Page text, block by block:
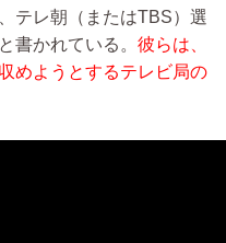
テレ朝（またはTBS）選
書かれている。 彼らは、
めようとするテレビ局の